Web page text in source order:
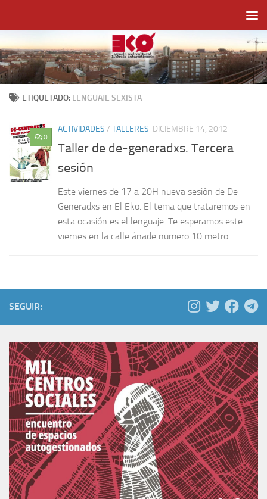
ETIQUETADO: LENGUAJE SEXISTA
0
ACTIVIDADES / TALLERES DICIEMBRE 14, 2012
Taller de de-generadxs. Tercera
sesión
Este viernes de 17 a 20H nueva sesión de De-
Generadxs en El Eko. El tema que trataremos en
esta ocasión es el lenguaje. Te esperamos este
viernes en la calle ánade numero 10 metro...
SEGUIR: